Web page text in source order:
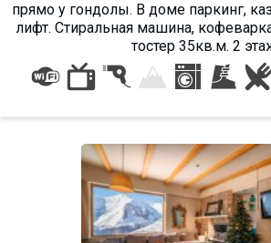
прямо у гондолы. В доме паркинг,
лифт. Стиральная машина,
тостер 35кв.м. 2